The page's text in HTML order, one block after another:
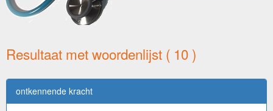
Resultaat met woordenlijst ( 10 )
ontkennende kracht